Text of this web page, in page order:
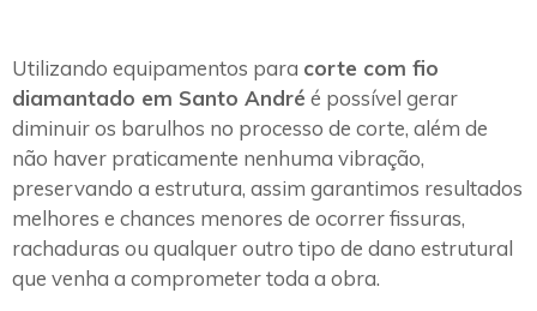
Utilizando equipamentos para corte com fio
diamantado em Santo André é possível gerar
diminuir os barulhos no processo de corte, além de
não haver praticamente nenhuma vibração,
preservando a estrutura, assim garantimos resultados
melhores e chances menores de ocorrer fissuras,
rachaduras ou qualquer outro tipo de dano estrutural
que venha a comprometer toda a obra.